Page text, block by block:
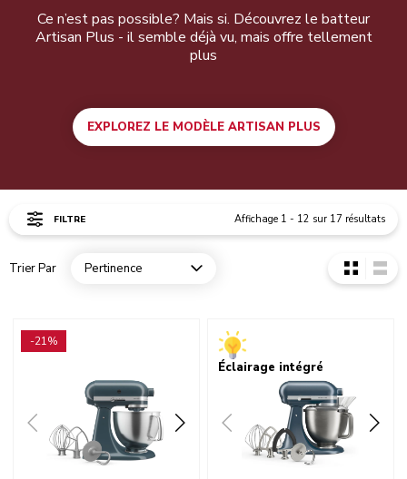
Ce n’est pas possible? Mais si. Découvrez le batteur
Artisan Plus - il semble déjà vu, mais offre tellement
plus
EXPLOREZ LE MODÈLE ARTISAN PLUS
FILTRE Affichage 1 - 12 sur 17 résultats
Trier Par Pertinence
Open dropdown
-21%
Éclairage intégré